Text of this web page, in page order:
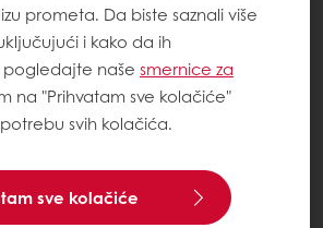
prometa. Da biste saznali više
i kako da ih
naše smernice za
na "Prihvatam sve kolačiće"
svih kolačića.
sve kolačiće